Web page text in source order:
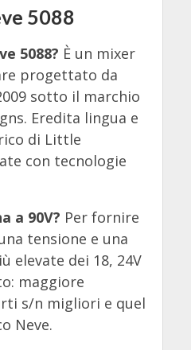
5088
5088? È un mixer
progettato da
sotto il marchio
Eredita lingua e
di Little
con tecnologie
a 90V? Per fornire
tensione e una
elevate dei 18, 24V
maggiore
s/n migliori e quel
Neve.